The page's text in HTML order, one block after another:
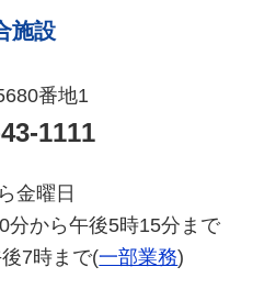
施設
番地1
1111
金曜日
分から午後5時15分まで
7時まで(一部業務)